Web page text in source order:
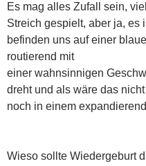
Es mag alles Zufall sein,
Streich gespielt, aber ja, es
befinden uns auf einer
routierend mit
einer wahnsinnigen
dreht und als wäre das
noch in einem
Wieso sollte Wiedergeburt